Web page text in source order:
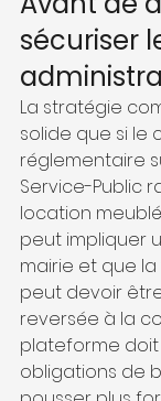
sécuriser
La stratégie
solide que si le
réglementaire
Service-Public
location
peut impliquer
mairie et que
peut devoir
reversée à la
plateforme doit
obligations de